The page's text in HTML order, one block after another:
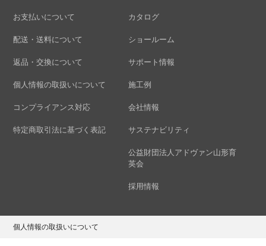
お支払いについて
配送・送料について
返品・交換について
個人情報の取扱いについて
コンプライアンス対応
特定商取引法に基づく表記
カタログ
ショールーム
サポート情報
施工例
会社情報
サステナビリティ
公益財団法人アドヴァン山形育
英会
採用情報
個人情報の取扱いについて